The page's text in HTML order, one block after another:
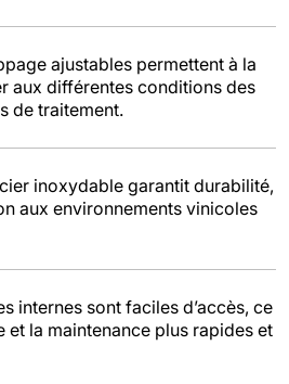
ajustables permettent à la
aux différentes conditions des
de traitement.
inoxydable garantit durabilité,
aux environnements vinicoles
internes sont faciles d’accès, ce
et la maintenance plus rapides et